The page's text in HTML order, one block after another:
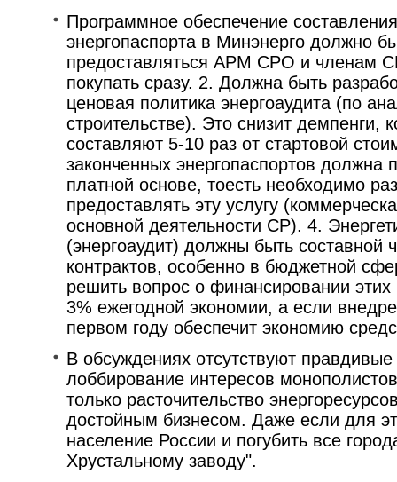
Программное обеспечение
энергопаспорта в Минэнерго должно
предоставляться АРМ СРО и членам
покупать сразу. 2. Должна быть
ценовая политика энергоаудита (по
строительстве). Это снизит демпенги,
составляют 5-10 раз от стартовой
законченных энергопаспортов
платной основе, тоесть необходимо
предоставлять эту услугу
основной деятельности СР). 4.
(энергоаудит) должны быть составной
контрактов, особенно в бюджетной
решить вопрос о финансировании
3% ежегодной экономии, а если
первом году обеспечит экономию
В обсуждениях отсутствуют
лоббирование интересов
только расточительство
достойным бизнесом. Даже если для
население России и погубить все
Хрустальному заводу".